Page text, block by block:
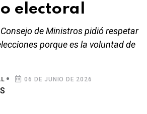
electoral
de Ministros pidió respetar
porque es la voluntad de
06 DE JUNIO DE 2026